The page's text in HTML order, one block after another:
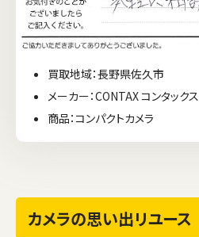
買取地域：長野県佐久市
メーカー：CONTAX コンタックス
商品：コンパクトカメラ
カメラの思い出リユース